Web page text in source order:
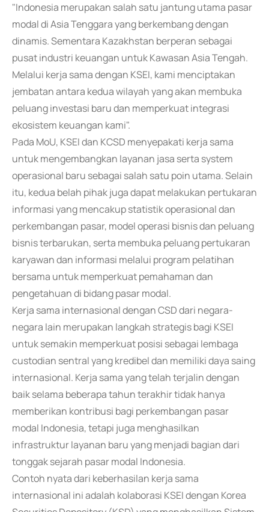
"Indonesia merupakan salah satu jantung utama pasar
modal di Asia Tenggara yang berkembang dengan
dinamis. Sementara Kazakhstan berperan sebagai
pusat industri keuangan untuk Kawasan Asia Tengah.
Melalui kerja sama dengan KSEI, kami menciptakan
jembatan antara kedua wilayah yang akan membuka
peluang investasi baru dan memperkuat integrasi
ekosistem keuangan kami".
Pada MoU, KSEI dan KCSD menyepakati kerja sama
untuk mengembangkan layanan jasa serta system
operasional baru sebagai salah satu poin utama. Selain
itu, kedua belah pihak juga dapat melakukan pertukaran
informasi yang mencakup statistik operasional dan
perkembangan pasar, model operasi bisnis dan peluang
bisnis terbarukan, serta membuka peluang pertukaran
karyawan dan informasi melalui program pelatihan
bersama untuk memperkuat pemahaman dan
pengetahuan di bidang pasar modal.
Kerja sama internasional dengan CSD dari negara-
negara lain merupakan langkah strategis bagi KSEI
untuk semakin memperkuat posisi sebagai lembaga
custodian sentral yang kredibel dan memiliki daya saing
internasional. Kerja sama yang telah terjalin dengan
baik selama beberapa tahun terakhir tidak hanya
memberikan kontribusi bagi perkembangan pasar
modal Indonesia, tetapi juga menghasilkan
infrastruktur layanan baru yang menjadi bagian dari
tonggak sejarah pasar modal Indonesia.
Contoh nyata dari keberhasilan kerja sama
internasional ini adalah kolaborasi KSEI dengan Korea